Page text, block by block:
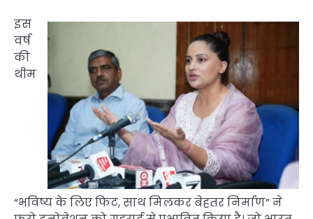
इस
वर्ष
की
थीम
“भविष्य के लिए फिट, साथ मिलकर बेहतर निर्माण” ने